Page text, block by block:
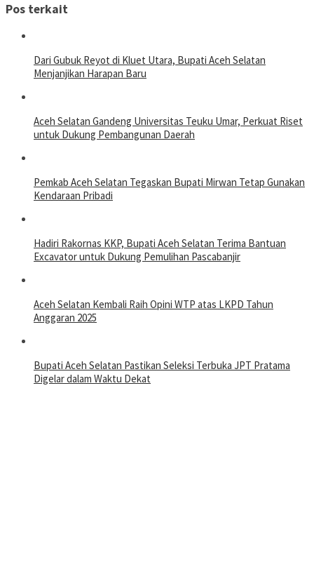
Pos terkait
Dari Gubuk Reyot di Kluet Utara, Bupati Aceh Selatan
Menjanjikan Harapan Baru
Aceh Selatan Gandeng Universitas Teuku Umar, Perkuat Riset
untuk Dukung Pembangunan Daerah
Pemkab Aceh Selatan Tegaskan Bupati Mirwan Tetap Gunakan
Kendaraan Pribadi
Hadiri Rakornas KKP, Bupati Aceh Selatan Terima Bantuan
Excavator untuk Dukung Pemulihan Pascabanjir
Aceh Selatan Kembali Raih Opini WTP atas LKPD Tahun
Anggaran 2025
Bupati Aceh Selatan Pastikan Seleksi Terbuka JPT Pratama
Digelar dalam Waktu Dekat